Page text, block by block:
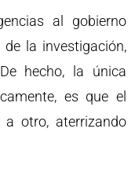
al gobierno
la investigación,
hecho, la única
es que el
otro, aterrizando